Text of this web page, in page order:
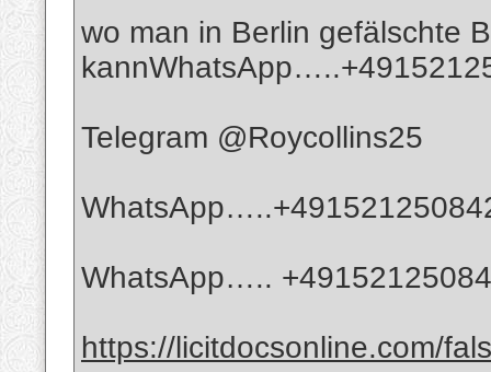
wo man in Berlin gefälschte
Telegram @Roycollins25
WhatsApp…..
https://licitdocsonline.com/